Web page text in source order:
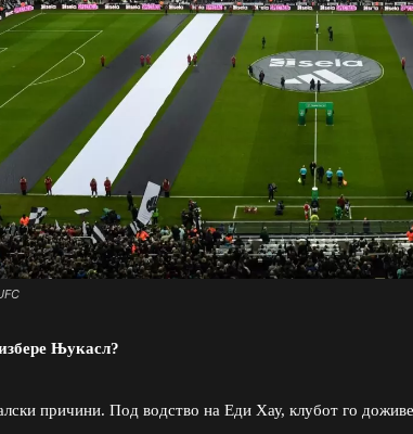
Њукасл?
причини. Под водство на Еди Хау, клубот го